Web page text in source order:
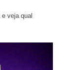
veja qual